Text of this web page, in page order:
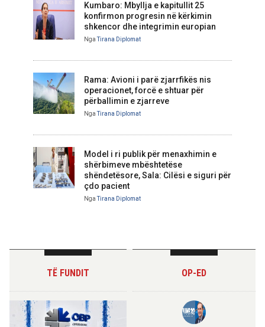
Kumbaro: Mbyllja e kapitullit 25
konfirmon progresin në kërkimin
shkencor dhe integrimin europian
Nga Tirana Diplomat
Rama: Avioni i parë zjarrfikës nis
operacionet, forcë e shtuar për
përballimin e zjarreve
Nga Tirana Diplomat
Model i ri publik për menaxhimin e
shërbimeve mbështetëse
shëndetësore, Sala: Cilësi e siguri për
çdo pacient
Nga Tirana Diplomat
TË FUNDIT OP-ED